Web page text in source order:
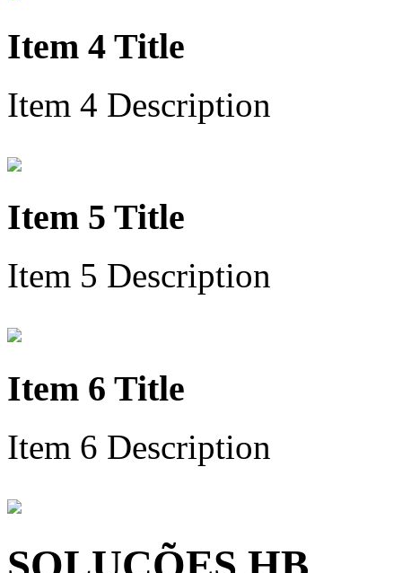
Item 4 Title
Item 4 Description
Item 5 Title
Item 5 Description
Item 6 Title
Item 6 Description